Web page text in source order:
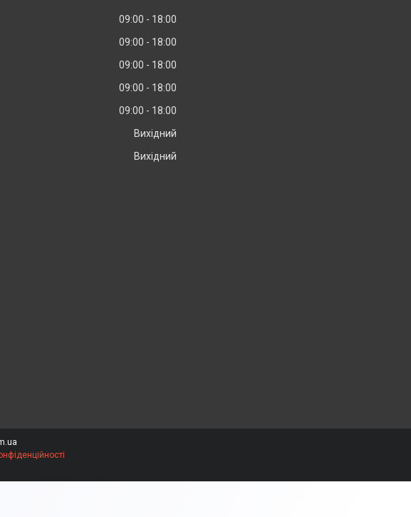
09:00
18:00
09:00
18:00
09:00
18:00
09:00
18:00
09:00
18:00
Вихідний
Вихідний